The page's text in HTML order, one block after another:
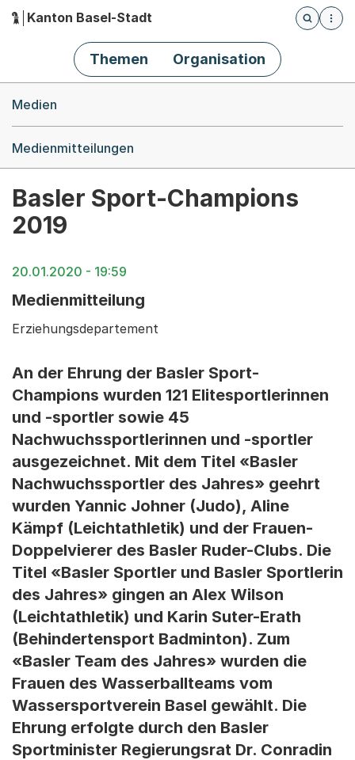
Hauptnavigation
Kanton Basel-Stadt
Öffnet
Themen Organisation
Medien
Medienmitteilungen
Basler Sport-Champions
2019
20.01.2020 - 19:59
Medienmitteilung
Erziehungsdepartement
An der Ehrung der Basler Sport-
Champions wurden 121 Elitesportlerinnen
und -sportler sowie 45
Nachwuchssportlerinnen und -sportler
ausgezeichnet. Mit dem Titel «Basler
Nachwuchssportler des Jahres» geehrt
wurden Yannic Johner (Judo), Aline
Kämpf (Leichtathletik) und der Frauen-
Doppelvierer des Basler Ruder-Clubs. Die
Titel «Basler Sportler und Basler Sportlerin
des Jahres» gingen an Alex Wilson
(Leichtathletik) und Karin Suter-Erath
(Behindertensport Badminton). Zum
«Basler Team des Jahres» wurden die
Frauen des Wasserballteams vom
Wassersportverein Basel gewählt. Die
Ehrung erfolgte durch den Basler
Sportminister Regierungsrat Dr. Conradin